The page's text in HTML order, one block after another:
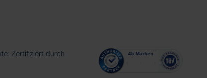
Zertifiziert durch